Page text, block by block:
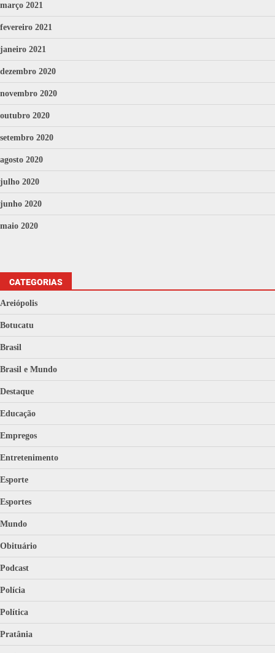
março 2021
fevereiro 2021
janeiro 2021
dezembro 2020
novembro 2020
outubro 2020
setembro 2020
agosto 2020
julho 2020
junho 2020
maio 2020
CATEGORIAS
Areiópolis
Botucatu
Brasil
Brasil e Mundo
Destaque
Educação
Empregos
Entretenimento
Esporte
Esportes
Mundo
Obituário
Podcast
Polícia
Política
Pratânia